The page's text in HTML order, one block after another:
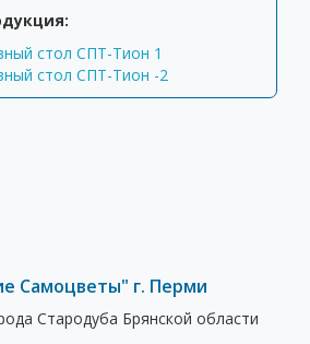
стол СПТ-Тион 1
стол СПТ-Тион -2
Самоцветы" г. Перми